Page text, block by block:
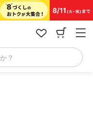
？